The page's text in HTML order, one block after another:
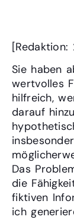
[Redaktion:
Sie haben
wertvolles
hilfreich,
darauf
Das
die
fiktiven
ich